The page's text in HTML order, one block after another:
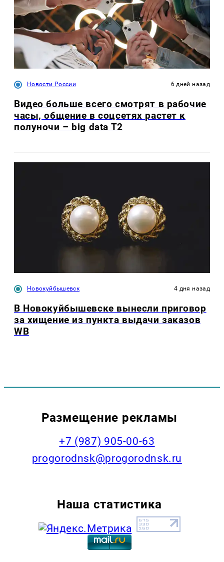
Новости России 6 дней назад
Видео больше всего смотрят в рабочие
часы, общение в соцсетях растет к
полуночи – big data T2
Новокуйбышевск 4 дня назад
В Новокуйбышевске вынесли приговор
за хищение из пункта выдачи заказов
WB
Размещение рекламы
+7 (987) 905-00-63
progorodnsk@progorodnsk.ru
Наша статистика